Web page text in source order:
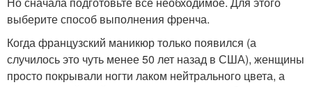
выберите способ выполнения френча.
Когда французский маникюр только появился (а
случилось это чуть менее 50 лет назад в США), женщины
просто покрывали ногти лаком нейтрального цвета, а